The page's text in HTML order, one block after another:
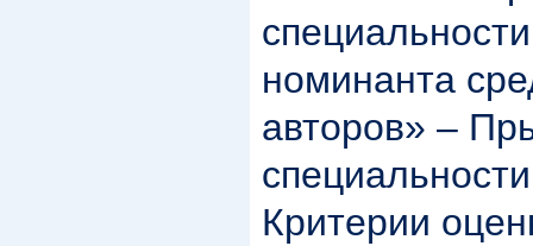
номинанта
авторов» –
Критерии